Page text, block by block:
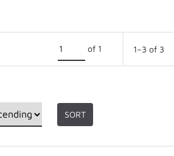
of 1 1–3 of 3
SORT